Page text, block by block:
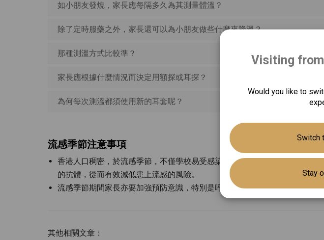
如小朋友發燒，家長應每隔多久為其測量體溫？
除了定時服藥之外，家長還可以為小朋友做些什麼來降溫？
那種測溫方式比較準？
家長應根據什麼情況而決定用額探或耳探？
為何每次測溫都須使用新的耳套呢？
流感季節注意事項
香港人口稠密，於流感季節，不僅學校易受感染，家長外出後亦會把病菌
的抗體，從而有效減低患上流感的風險。
流感季節期間家長亦要加強預防意識，特別是呼吸道交叉感染。家長應多留
其他相關文章：
Visiting
Would you like to
Switch
Stay